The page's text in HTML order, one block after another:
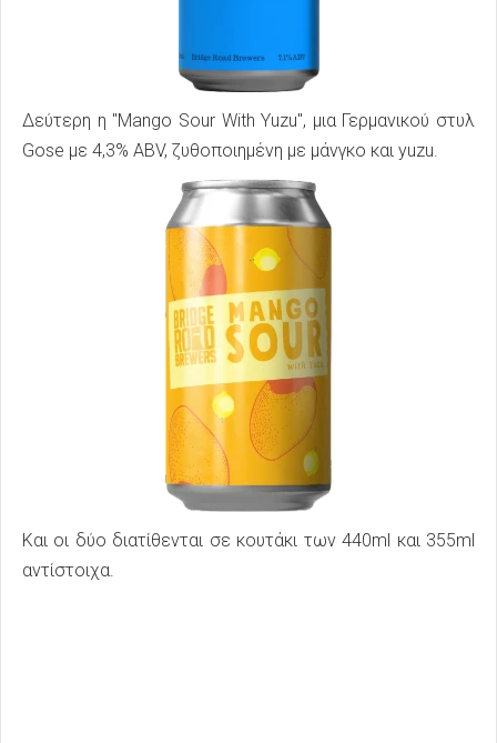
Δεύτερη η "Mango Sour With Yuzu", μια Γερμανικού στυλ
Gose με 4,3% ABV, ζυθοποιημένη με μάνγκο και yuzu.
Και οι δύο διατίθενται σε κουτάκι των 440ml και 355ml
αντίστοιχα.